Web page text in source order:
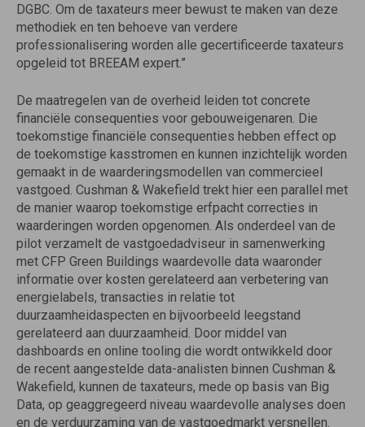
DGBC. Om de taxateurs meer bewust te maken van deze
methodiek en ten behoeve van verdere
professionalisering worden alle gecertificeerde taxateurs
opgeleid tot BREEAM expert.”
De maatregelen van de overheid leiden tot concrete
financiële consequenties voor gebouweigenaren. Die
toekomstige financiële consequenties hebben effect op
de toekomstige kasstromen en kunnen inzichtelijk worden
gemaakt in de waarderingsmodellen van commercieel
vastgoed. Cushman & Wakefield trekt hier een parallel met
de manier waarop toekomstige erfpacht correcties in
waarderingen worden opgenomen. Als onderdeel van de
pilot verzamelt de vastgoedadviseur in samenwerking
met CFP Green Buildings waardevolle data waaronder
informatie over kosten gerelateerd aan verbetering van
energielabels, transacties in relatie tot
duurzaamheidaspecten en bijvoorbeeld leegstand
gerelateerd aan duurzaamheid. Door middel van
dashboards en online tooling die wordt ontwikkeld door
de recent aangestelde data-analisten binnen Cushman &
Wakefield, kunnen de taxateurs, mede op basis van Big
Data, op geaggregeerd niveau waardevolle analyses doen
en de verduurzaming van de vastgoedmarkt versnellen.